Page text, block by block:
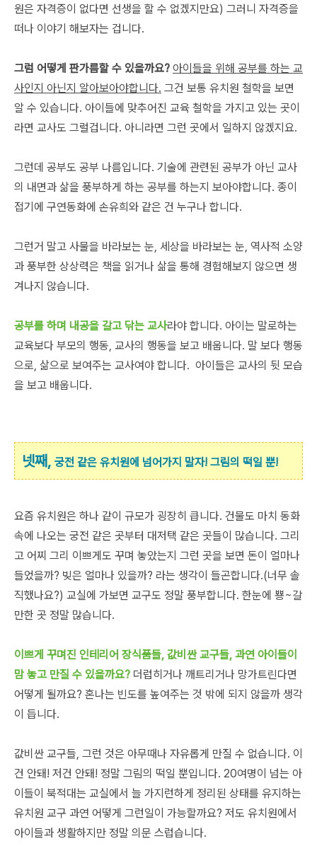
원은 자격증이 없다면 선생을 할 수 없겠지만요) 그러니 자격증을
떠나 이야기 해보자는 겁니다.
그럼 어떻게 판가름할 수 있을까요? 아이들을 위해 공부를 하는 교
사인지 아닌지 알아보아야합니다. 그건 보통 유치원 철학을 보면
알 수 있습니다. 아이들에 맞추어진 교육 철학을 가지고 있는 곳이
라면 교사도 그럴겁니다. 아니라면 그런 곳에서 일하지 않겠지요.
그런데 공부도 공부 나름입니다. 기술에 관련된 공부가 아닌 교사
의 내면과 삶을 풍부하게 하는 공부를 하는지 보아야합니다. 종이
접기에 구연동화에 손유희와 같은 건 누구나 합니다.
그런거 말고 사물을 바라보는 눈, 세상을 바라보는 눈, 역사적 소양
과 풍부한 상상력은 책을 읽거나 삶을 통해 경험해보지 않으면 생
겨나지 않습니다.
공부를 하며 내공을 갈고 닦는 교사라야 합니다. 아이는 말로하는
교육보다 부모의 행동, 교사의 행동을 보고 배웁니다. 말 보다 행동
으로, 삶으로 보여주는 교사여야 합니다. 아이들은 교사의 뒷 모습
을 보고 배웁니다.
넷째, 궁전 같은 유치원에 넘어가지 말자! 그림의 떡일 뿐!
요즘 유치원은 하나 같이 규모가 굉장히 큽니다. 건물도 마치 동화
속에 나오는 궁전 같은 곳부터 대저택 같은 곳들이 많습니다. 그리
고 어찌 그리 이쁘게도 꾸며 놓았는지 그런 곳을 보면 돈이 얼마나
들었을까? 빚은 얼마나 있을까? 라는 생각이 들곤합니다.(너무 솔
직했나요?) 교실에 가보면 교구도 정말 풍부합니다. 한눈에 뿅~갈
만한 곳 정말 많습니다.
이쁘게 꾸며진 인테리어 장식품들, 값비싼 교구들, 과연 아이들이
맘 놓고 만질 수 있을까요? 더럽히거나 깨트리거나 망가트린다면
어떻게 될까요? 혼나는 빈도를 높여주는 것 밖에 되지 않을까 생각
이 듭니다.
값비싼 교구들, 그런 것은 아무때나 자유롭게 만질 수 없습니다. 이
건 안돼! 저건 안돼! 정말 그림의 떡일 뿐입니다. 20여명이 넘는 아
이들이 북적대는 교실에서 늘 가지런하게 정리된 상태를 유지하는
유치원 교구 과연 어떻게 그런일이 가능할까요? 저도 유치원에서
아이들과 생활하지만 정말 의문 스럽습니다.